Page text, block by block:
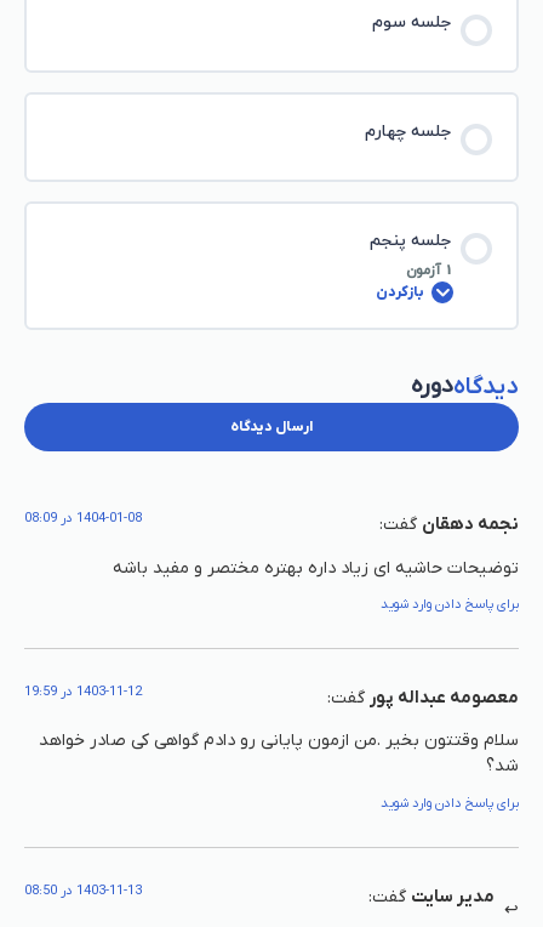
جلسه سوم
جلسه چهارم
جلسه پنجم
1 آزمون
بازکردن
دیدگاهدوره
ارسال دیدگاه
نجمه دهقان گفت: 1404-01-08 در 08:09
توضیحات حاشیه ای زیاد داره بهتره مختصر و مفید باشه
برای پاسخ دادن وارد شوید
معصومه عبداله پور گفت: 1403-11-12 در 19:59
سلام وقتتون بخیر .من ازمون پایانی رو دادم گواهی کی صادر خواهد
شد؟
برای پاسخ دادن وارد شوید
مدیر سایت گفت: 1403-11-13 در 08:50